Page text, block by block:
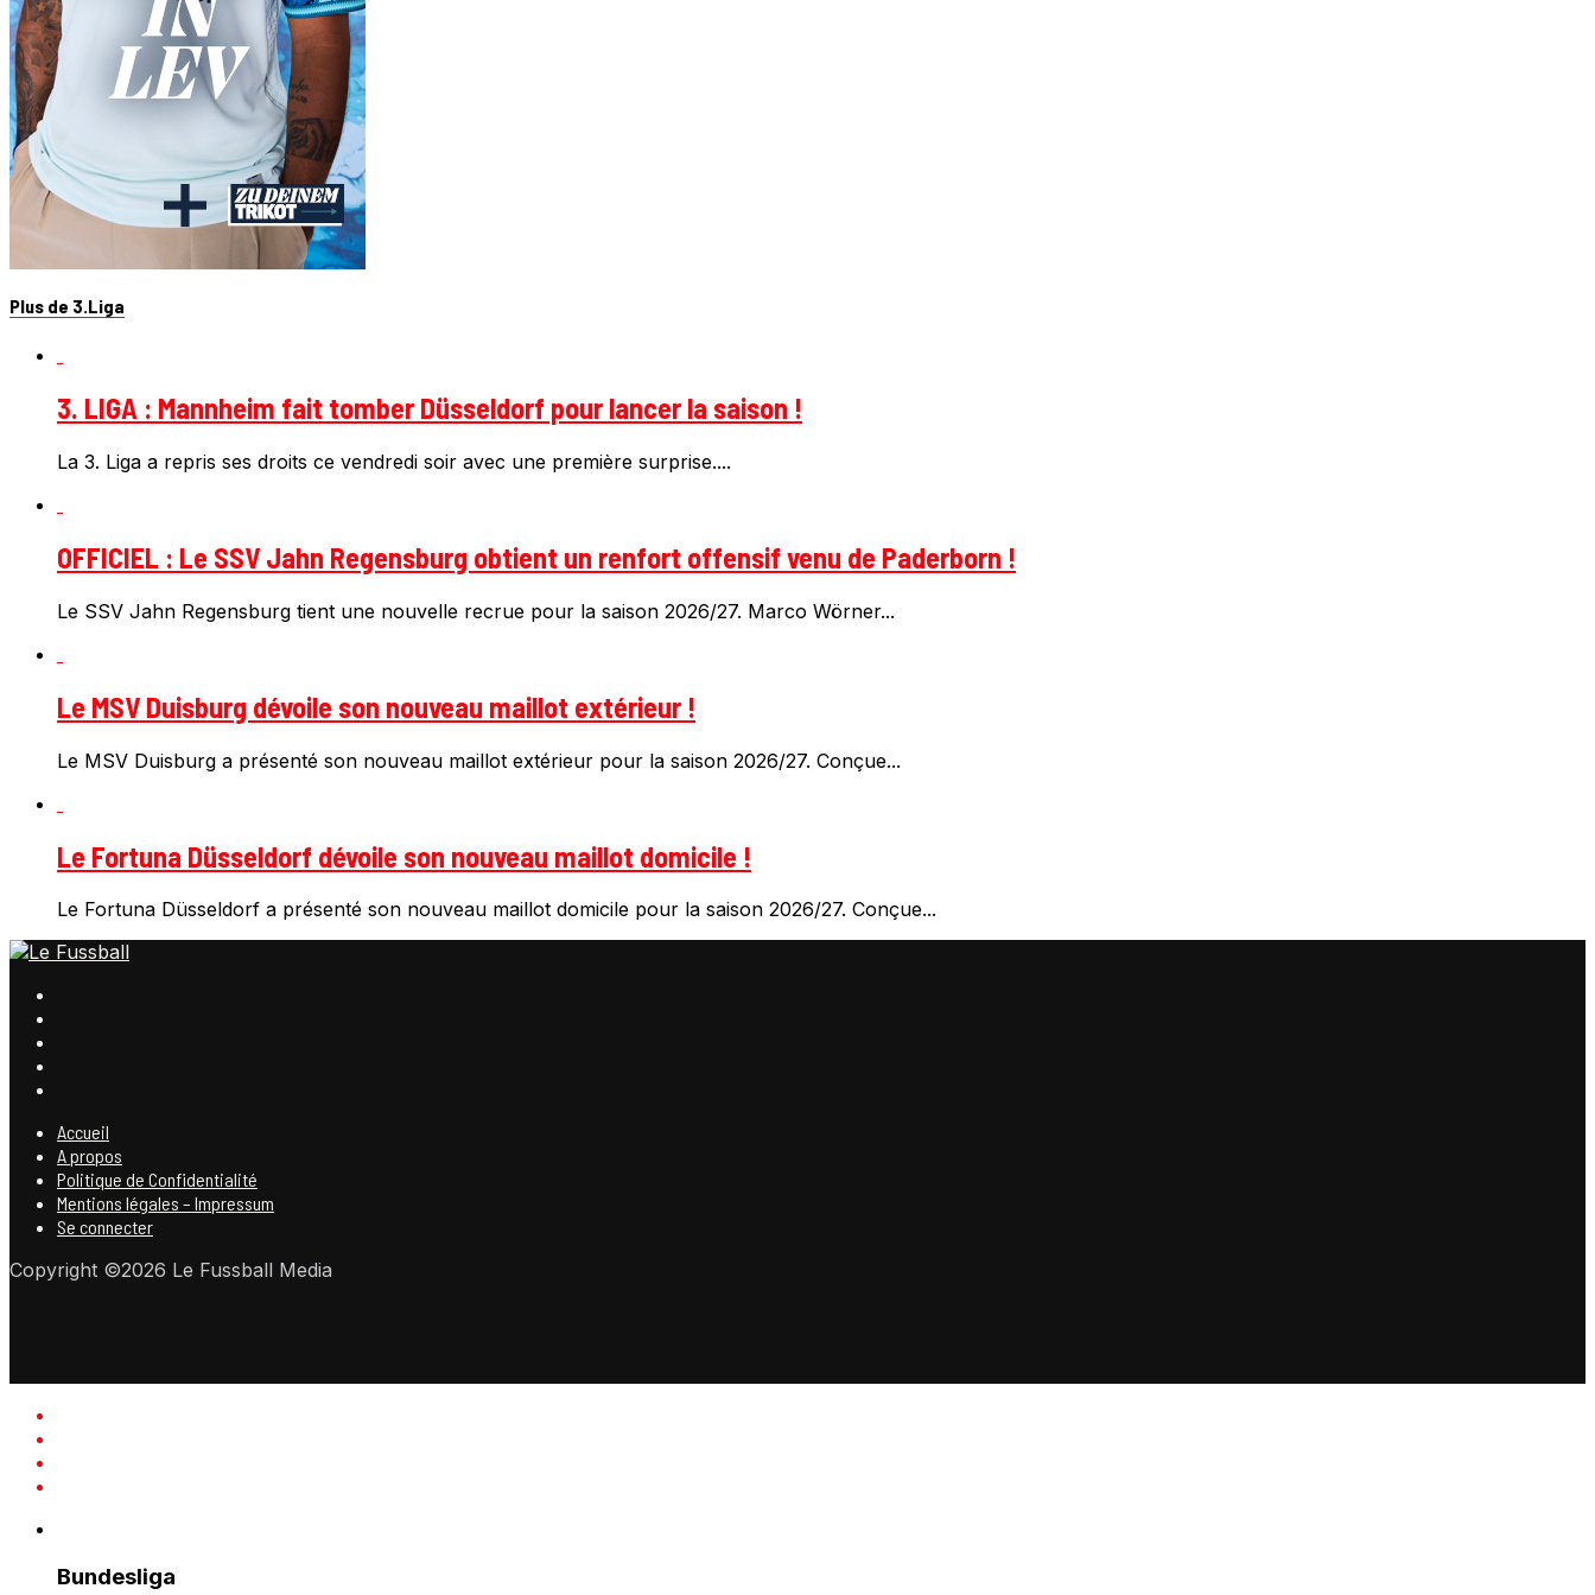
Plus de 3.Liga
3. LIGA : Mannheim fait tomber Düsseldorf pour lancer la saison !
La 3. Liga a repris ses droits ce vendredi soir avec une première surprise....
OFFICIEL : Le SSV Jahn Regensburg obtient un renfort offensif venu de Paderborn !
Le SSV Jahn Regensburg tient une nouvelle recrue pour la saison 2026/27. Marco Wörner...
Le MSV Duisburg dévoile son nouveau maillot extérieur !
Le MSV Duisburg a présenté son nouveau maillot extérieur pour la saison 2026/27. Conçue...
Le Fortuna Düsseldorf dévoile son nouveau maillot domicile !
Le Fortuna Düsseldorf a présenté son nouveau maillot domicile pour la saison 2026/27. Conçue...
Accueil
A propos
Politique de Confidentialité
Mentions légales – Impressum
Se connecter
Copyright ©2026 Le Fussball Media
Bundesliga